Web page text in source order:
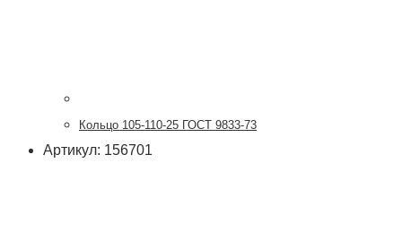
Кольцо 105-110-25 ГОСТ 9833-73
Артикул: 156701